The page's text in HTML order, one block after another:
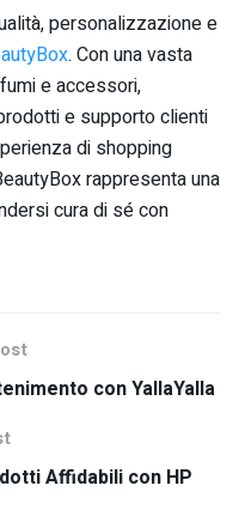
personalizzazione e
. Con una vasta
e accessori,
e supporto clienti
di shopping
rappresenta una
cura di sé con
con YallaYalla
Affidabili con HP